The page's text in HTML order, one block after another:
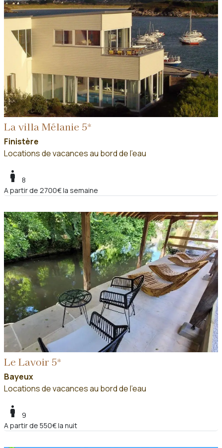
La villa Mélanie 5*
Finistère
Locations de vacances au bord de l'eau
boy
8
A partir de 2700€ la semaine
Le Lavoir 5*
Bayeux
Locations de vacances au bord de l'eau
boy
9
A partir de 550€ la nuit